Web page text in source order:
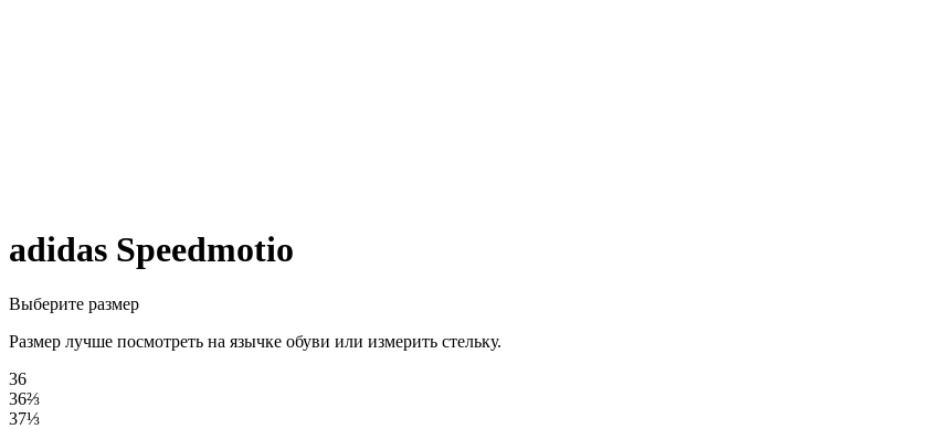
adidas Speedmotio
Выберите размер
Размер лучше посмотреть на язычке обуви или измерить стельку.
36
36⅔
37⅓